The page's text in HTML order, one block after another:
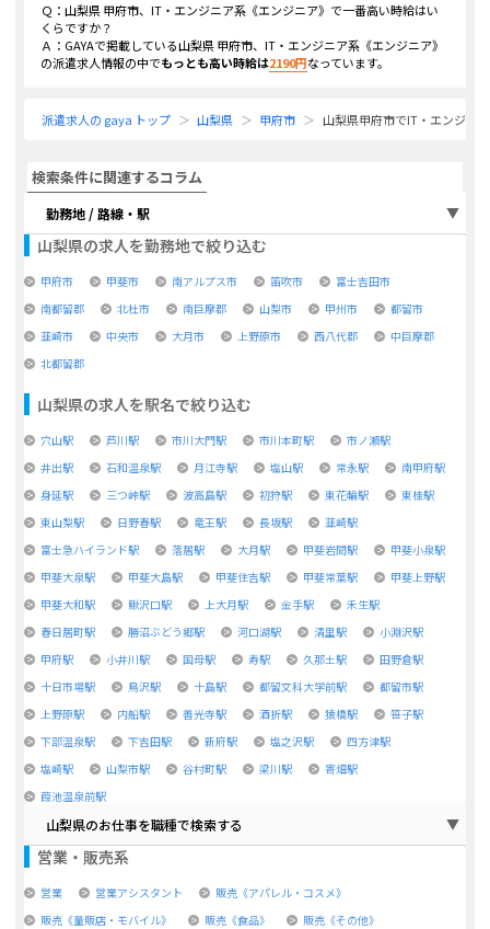
Ｑ： 山梨県 甲府市、IT・エンジニア系《エンジニア》 で一番高い時給はい
くらですか？
Ａ：GAYAで掲載している山梨県 甲府市、IT・エンジニア系《エンジニア》
の派遣求人情報の中でもっとも高い時給は2190円なっています。
派遣求人の gaya トップ 山梨県 甲府市 山梨県甲府市でIT・エンジニ
検索条件に関連するコラム
勤務地 / 路線・駅
山梨県の求人を勤務地で絞り込む
甲府市 甲斐市 南アルプス市 笛吹市
富士吉田市
南都留郡
北杜市 南巨摩郡 山梨市 甲州市
都留市
韮崎市
中央市 大月市 上野原市 西八代郡
中巨摩郡
北都留郡
山梨県の求人を駅名で絞り込む
穴山駅 芦川駅 市川大門駅 市川本町駅
市ノ瀬駅
井出駅
石和温泉駅 月江寺駅 塩山駅 常永駅
南甲府駅
身延駅
三つ峠駅 波高島駅 初狩駅 東花輪駅
東桂駅
東山梨駅
日野春駅 竜王駅 長坂駅
韮崎駅
富士急ハイランド駅
落居駅 大月駅 甲斐岩間駅
甲斐小泉駅
甲斐大泉駅
甲斐大島駅 甲斐住吉駅 甲斐常葉駅
甲斐上野駅
甲斐大和駅
鰍沢口駅 上大月駅 金手駅
禾生駅
春日居町駅
勝沼ぶどう郷駅 河口湖駅 清里駅
小淵沢駅
甲府駅
小井川駅 国母駅 寿駅 久那土駅
田野倉駅
十日市場駅
鳥沢駅 十島駅 都留文科大学前駅
都留市駅
上野原駅
内船駅 善光寺駅 酒折駅 猿橋駅
笹子駅
下部温泉駅
下吉田駅 新府駅 塩之沢駅
四方津駅
塩崎駅
山梨市駅 谷村町駅 梁川駅
寄畑駅
葭池温泉前駅
山梨県のお仕事を職種で検索する
営業・販売系
営業 営業アシスタント
販売《アパレル・コスメ》
販売《量販店・モバイル》
販売《食品》
販売《その他》